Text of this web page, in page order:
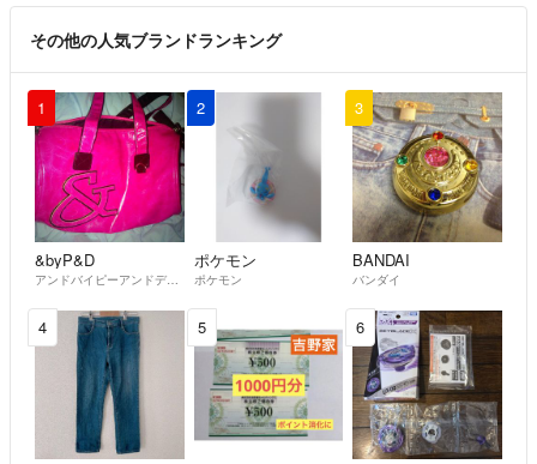
その他の人気ブランドランキング
1
&byP&D
アンドバイピーアンドディー
2
ポケモン
ポケモン
3
BANDAI
バンダイ
4 5 6